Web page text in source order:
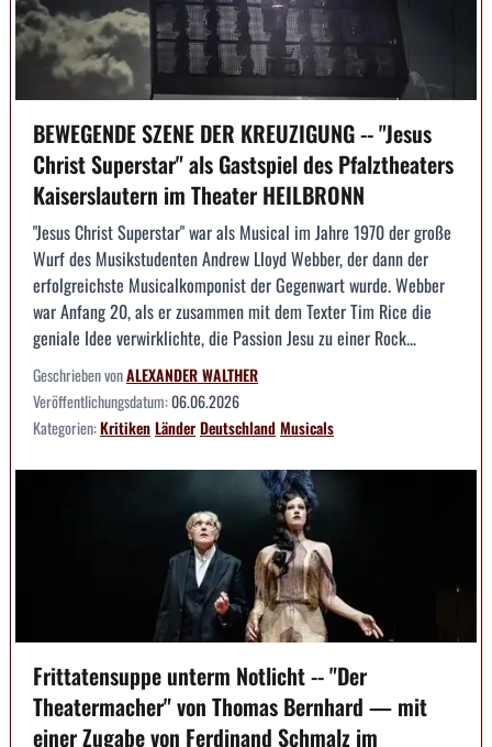
BEWEGENDE SZENE DER KREUZIGUNG -- "Jesus
Christ Superstar" als Gastspiel des Pfalztheaters
Kaiserslautern im Theater HEILBRONN
"Jesus Christ Superstar" war als Musical im Jahre 1970 der große
Wurf des Musikstudenten Andrew Lloyd Webber, der dann der
erfolgreichste Musicalkomponist der Gegenwart wurde. Webber
war Anfang 20, als er zusammen mit dem Texter Tim Rice die
geniale Idee verwirklichte, die Passion Jesu zu einer Rock...
Geschrieben vonALEXANDER WALTHER
Veröffentlichungsdatum:06.06.2026
Kategorien:KritikenLänderDeutschlandMusicals
Frittatensuppe unterm Notlicht -- "Der
Theatermacher" von Thomas Bernhard — mit
einer Zugabe von Ferdinand Schmalz im